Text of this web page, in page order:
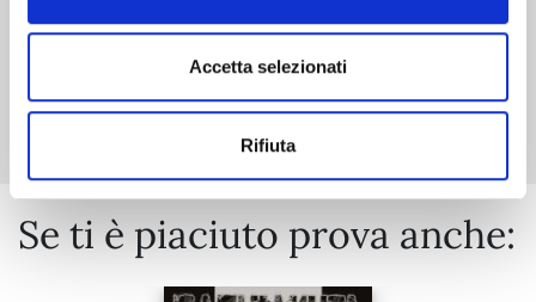
Accetta selezionati
Rifiuta
Se ti è piaciuto prova anche: